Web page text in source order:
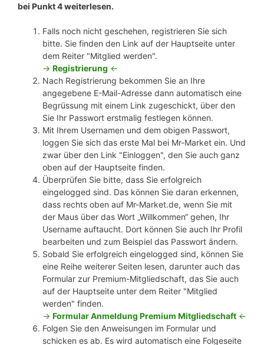
bei Punkt 4 weiterlesen.
Falls noch nicht geschehen, registrieren Sie sich
bitte. Sie finden den Link auf der Hauptseite unter
dem Reiter "Mitglied werden".
-> Registrierung <-
Nach Registrierung bekommen Sie an Ihre
angegebene E-Mail-Adresse dann automatisch eine
Begrüssung mit einem Link zugeschickt, über den
Sie Ihr Passwort erstmalig festlegen können.
Mit Ihrem Usernamen und dem obigen Passwort,
loggen Sie sich das erste Mal bei Mr-Market ein. Und
zwar über den Link "Einloggen", den Sie auch ganz
oben auf der Hauptseite finden.
Überprüfen Sie bitte, dass Sie erfolgreich
eingelogged sind. Das können Sie daran erkennen,
dass rechts oben auf Mr-Market.de, wenn Sie mit
der Maus über das Wort „Willkommen“ gehen, Ihr
Username auftaucht. Dort können Sie auch Ihr Profil
bearbeiten und zum Beispiel das Passwort ändern.
Sobald Sie erfolgreich eingelogged sind, können Sie
eine Reihe weiterer Seiten lesen, darunter auch das
Formular zur Premium-Mitgliedschaft, das Sie auch
auf der Hauptseite unter dem Reiter "Mitglied
werden" finden.
-> Formular Anmeldung Premium Mitgliedschaft <-
Folgen Sie den Anweisungen im Formular und
schicken es ab. Es wird automatisch eine Folgeseite